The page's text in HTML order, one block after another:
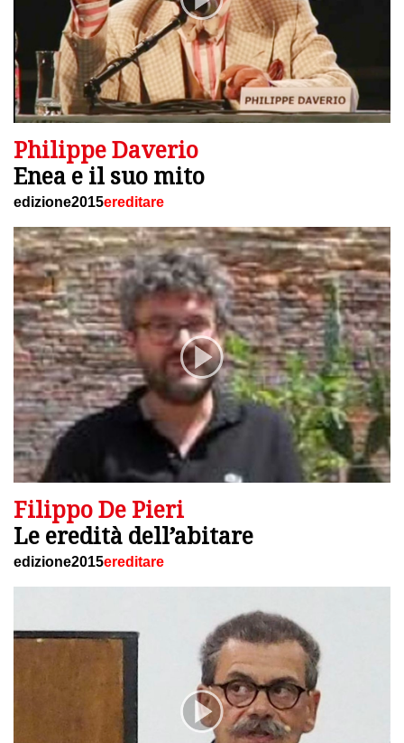
Philippe Daverio
Enea e il suo mito
edizione2015ereditare
Filippo De Pieri
Le eredità dell’abitare
edizione2015ereditare